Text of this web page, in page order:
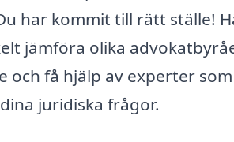
har kommit till rätt ställe!
jämföra olika
och få hjälp av experter
juridiska frågor.